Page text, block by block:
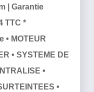
| Garantie
TTC *
• MOTEUR
• SYSTEME DE
•
•